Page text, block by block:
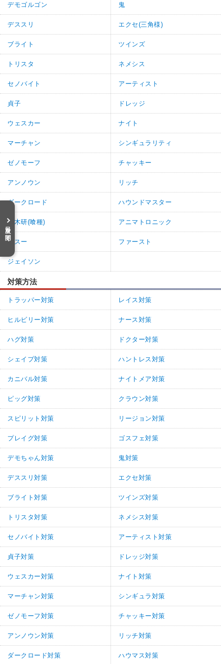
目次を開く
デモゴルゴン 鬼
デススリ エクセ(三角様)
ブライト ツインズ
トリスタ ネメシス
セノバイト アーティスト
貞子 ドレッジ
ウェスカー ナイト
マーチャン シンギュラリティ
ゼノモーフ チャッキー
アンノウン リッチ
ダークロード ハウンドマスター
金木研(喰種) アニマトロニック
ガスー ファースト
ジェイソン
対策方法
トラッパー対策 レイス対策
ヒルビリー対策 ナース対策
ハグ対策 ドクター対策
シェイプ対策 ハントレス対策
カニバル対策 ナイトメア対策
ピッグ対策 クラウン対策
スピリット対策 リージョン対策
プレイグ対策 ゴスフェ対策
デモちゃん対策 鬼対策
デススリ対策 エクセ対策
ブライト対策 ツインズ対策
トリスタ対策 ネメシス対策
セノバイト対策 アーティスト対策
貞子対策 ドレッジ対策
ウェスカー対策 ナイト対策
マーチャン対策 シンギュラ対策
ゼノモーフ対策 チャッキー対策
アンノウン対策 リッチ対策
ダークロード対策 ハウマス対策